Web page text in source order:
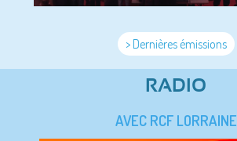
> Dernières émissions
RADIO
AVEC RCF LORRAINE